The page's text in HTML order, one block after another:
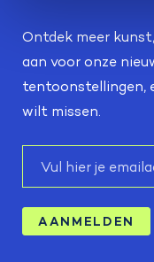
Ontdek meer
aan voor onze
tentoonstellingen,
wilt missen.
AANMELDEN